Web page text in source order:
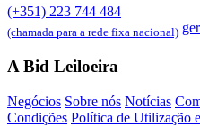
(+351) 223 744 484
(chamada para a rede fixa nacional)
A Bid Leiloeira
Negócios Sobre nós Notícias
Condições Política de Utilização